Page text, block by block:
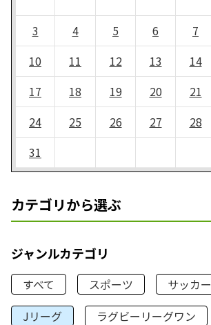
3
4 5 6 7
10
11 12 13 14
17
18 19 20 21
24
25 26 27 28
31
カテゴリから選ぶ
ジャンルカテゴリ
すべて スポーツ
サッカー
Jリーグ
ラグビーリーグワン